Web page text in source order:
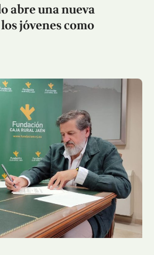
abre una nueva
jóvenes como